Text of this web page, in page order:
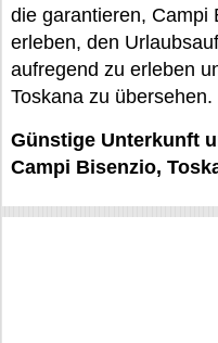
die garantieren, Campi
erleben, den
aufregend zu erleben
Toskana zu
Günstige Unterkunft
Campi Bisenzio,